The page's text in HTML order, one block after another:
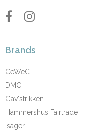
Brands
CeWeC
DMC
Gav'strikken
Hammershus Fairtrade
Isager